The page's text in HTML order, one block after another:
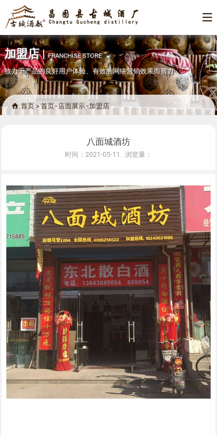

加盟店|FRANCHISE STORE
致力于产品的良好用户体验、有效的网络营销效果而努力
 首页>首页−店面展示−加盟店
八面城酒坊
时间：2021-05-11 浏览量：